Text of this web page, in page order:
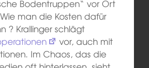
Bodentruppen“ vor Ort
man die Kosten dafür
? Krallinger schlägt
vor, auch mit
Im Chaos, das die